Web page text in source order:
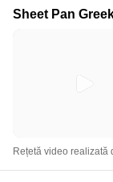
Sheet Pan
Rețetă video realizată